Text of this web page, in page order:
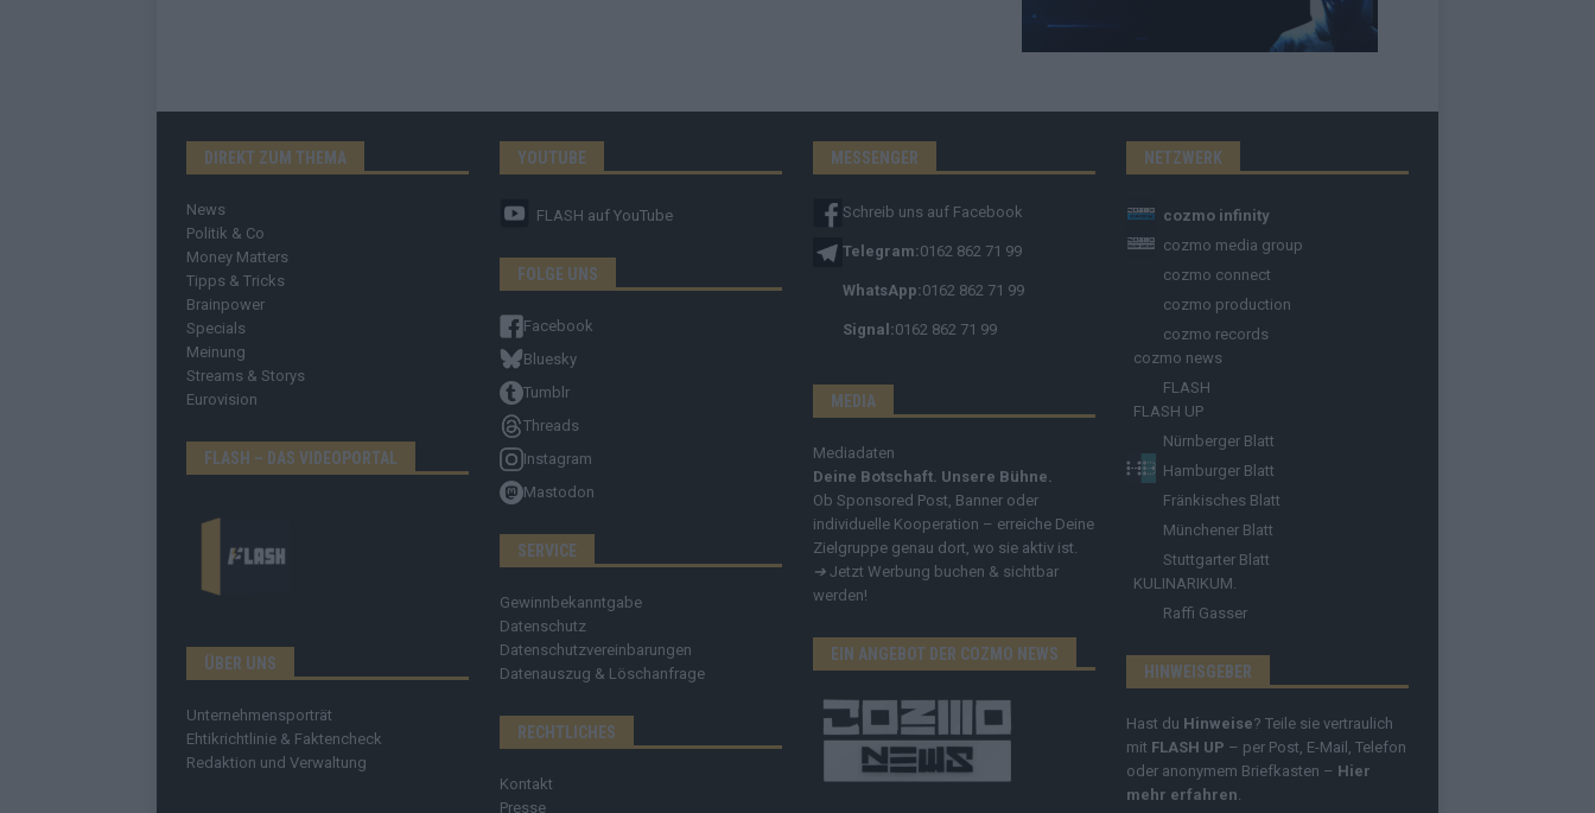
DIREKT ZUM THEMA
News
Politik & Co
Money Matters
Tipps & Tricks
Brainpower
Specials
Meinung
Streams & Storys
Eurovision
FLASH – DAS VIDEOPORTAL
ÜBER UNS
Unternehmensporträt
Ehtikrichtlinie & Faktencheck
Redaktion und Verwaltung
YOUTUBE
FLASH auf YouTube
FOLGE UNS
Facebook
Bluesky
Tumblr
Threads
Instagram
Mastodon
SERVICE
Gewinnbekanntgabe
Datenschutz
Datenschutzvereinbarungen
Datenauszug & Löschanfrage
RECHTLICHES
Kontakt
Presse
MESSENGER
Schreib uns auf Facebook
Telegram:0162 862 71 99
WhatsApp:0162 862 71 99
Signal:0162 862 71 99
MEDIA
Mediadaten
Deine Botschaft. Unsere Bühne.
Ob Sponsored Post, Banner oder
individuelle Kooperation – erreiche Deine
Zielgruppe genau dort, wo sie aktiv ist.
➔ Jetzt Werbung buchen & sichtbar
werden!
EIN ANGEBOT DER COZMO NEWS
NETZWERK
cozmo infinity
cozmo media group
cozmo connect
cozmo production
cozmo records
cozmo news
FLASH
FLASH UP
Nürnberger Blatt
Hamburger Blatt
Fränkisches Blatt
Münchener Blatt
Stuttgarter Blatt
KULINARIKUM.
Raffi Gasser
HINWEISGEBER
Hast du Hinweise? Teile sie vertraulich
mit FLASH UP – per Post, E-Mail, Telefon
oder anonymem Briefkasten – Hier
mehr erfahren